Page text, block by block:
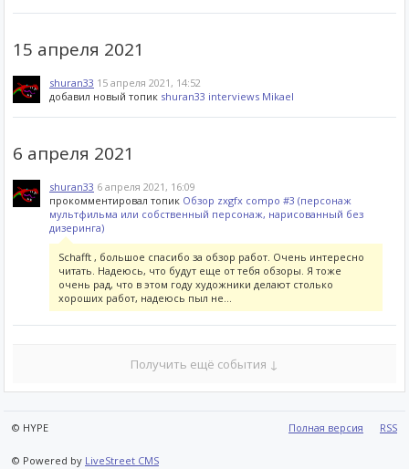
15 апреля 2021
shuran33 15 апреля 2021, 14:52
добавил новый топик shuran33 interviews Mikael
6 апреля 2021
shuran33 6 апреля 2021, 16:09
прокомментировал топик Обзор zxgfx compo #3 (персонаж
мультфильма или собственный персонаж, нарисованный без
дизеринга)
Schafft , большое спасибо за обзор работ. Очень интересно
читать. Надеюсь, что будут еще от тебя обзоры. Я тоже
очень рад, что в этом году художники делают столько
хороших работ, надеюсь пыл не...
Получить ещё события ↓
Полная версия RSS
© HYPE
© Powered by LiveStreet CMS